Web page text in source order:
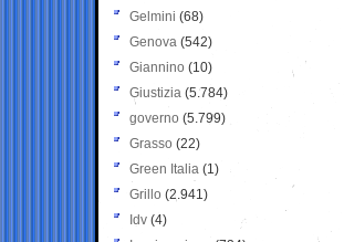
Gelmini (68)
Genova (542)
Giannino (10)
Giustizia (5.784)
governo (5.799)
Grasso (22)
Green Italia (1)
Grillo (2.941)
Idv (4)